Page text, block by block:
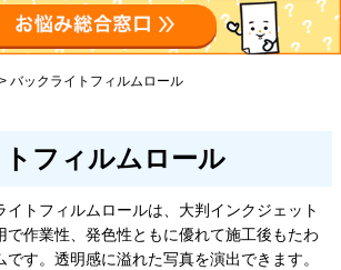
バックライトフィルムロール
フィルムロール
イトフィルムロールは、大判インクジェット
で作業性、発色性ともに優れて施工後もたわ
です。透明感に溢れた写真を演出できます。